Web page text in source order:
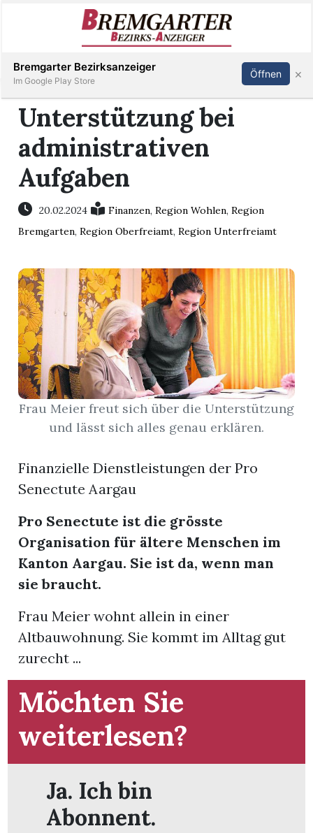
Immobilien
Veranstaltungen
Stellen
Paper
Newsletter
App
Inserieren Abonnieren Anmelden
Unterstützung bei
administrativen
Aufgaben
20.02.2024 Finanzen,Region Wohlen,Region
Bremgarten,Region Oberfreiamt,Region Unterfreiamt
Frau Meier freut sich über die Unterstützung
und lässt sich alles genau erklären.
Finanzielle Dienstleistungen der Pro
Senectute Aargau
Pro Senectute ist die grösste
Organisation für ältere Menschen im
Kanton Aargau. Sie ist da, wenn man
sie braucht.
Frau Meier wohnt allein in einer
Altbauwohnung. Sie kommt im Alltag gut
zurecht ...
Möchten Sie
weiterlesen?
Ja. Ich bin
Abonnent.
Bremgarter Bezirksanzeiger
Im Google Play Store
Öffnen ×